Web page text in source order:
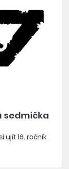
sedmička
ujít 16. ročník